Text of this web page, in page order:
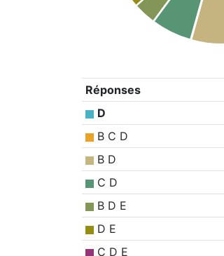
Réponses
D
B C D
B D
C D
B D E
D E
C D E